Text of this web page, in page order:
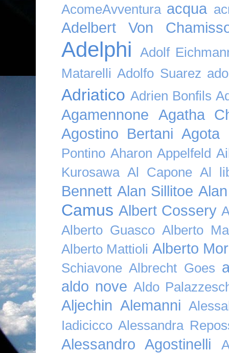
AcomeAvventura acqua
Adelbert Von
Adelphi
Adolf
Matarelli Adolfo Suarez
Adriatico Adrien Bonfils
Agamennone
Agatha
Agostino Bertani Agota
Pontino Aharon Appelfeld
Kurosawa Al Capone Al
Bennett Alan Sillitoe
Camus Albert Cossery
Alberto Guasco Alberto
Alberto Mattioli Alberto
Schiavone Albrecht Goes
aldo nove Aldo
Aljechin Alemanni
Iadicicco Alessandra
Alessandro Agostinelli